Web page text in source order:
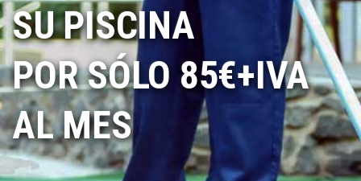
SU PISCINA
POR SÓLO 85€+IVA
AL MES